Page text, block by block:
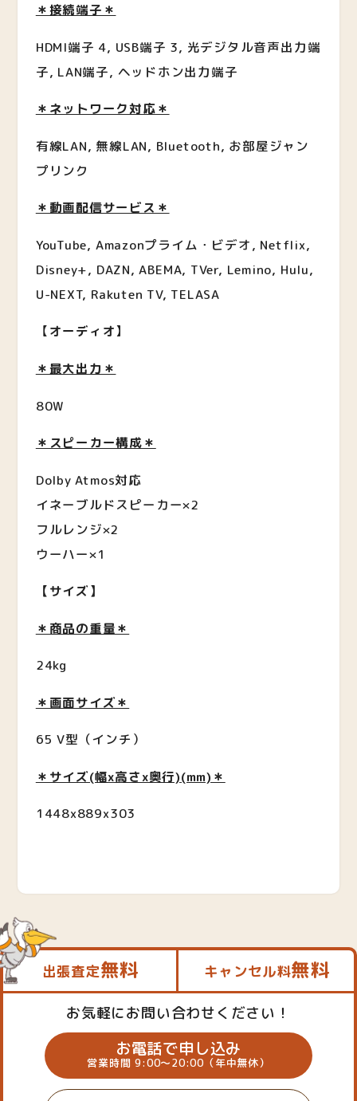
＊接続端子＊
HDMI端子 4, USB端子 3, 光デジタル音声出力端
子, LAN端子, ヘッドホン出力端子
＊ネットワーク対応＊
有線LAN, 無線LAN, Bluetooth, お部屋ジャン
プリンク
＊動画配信サービス＊
YouTube, Amazonプライム・ビデオ, Netflix,
Disney+, DAZN, ABEMA, TVer, Lemino, Hulu,
U-NEXT, Rakuten TV, TELASA
【オーディオ】
＊最大出力＊
80W
＊スピーカー構成＊
Dolby Atmos対応
イネーブルドスピーカー×2
フルレンジ×2
ウーハー×1
【サイズ】
＊商品の重量＊
24kg
＊画面サイズ＊
65 V型（インチ）
＊サイズ(幅x高さx奥行)(mm) ＊
1448x889x303
出張査定無料 キャンセル料無料
お気軽にお問い合わせください！
お電話で申し込み
営業時間 9:00～20:00（年中無休）